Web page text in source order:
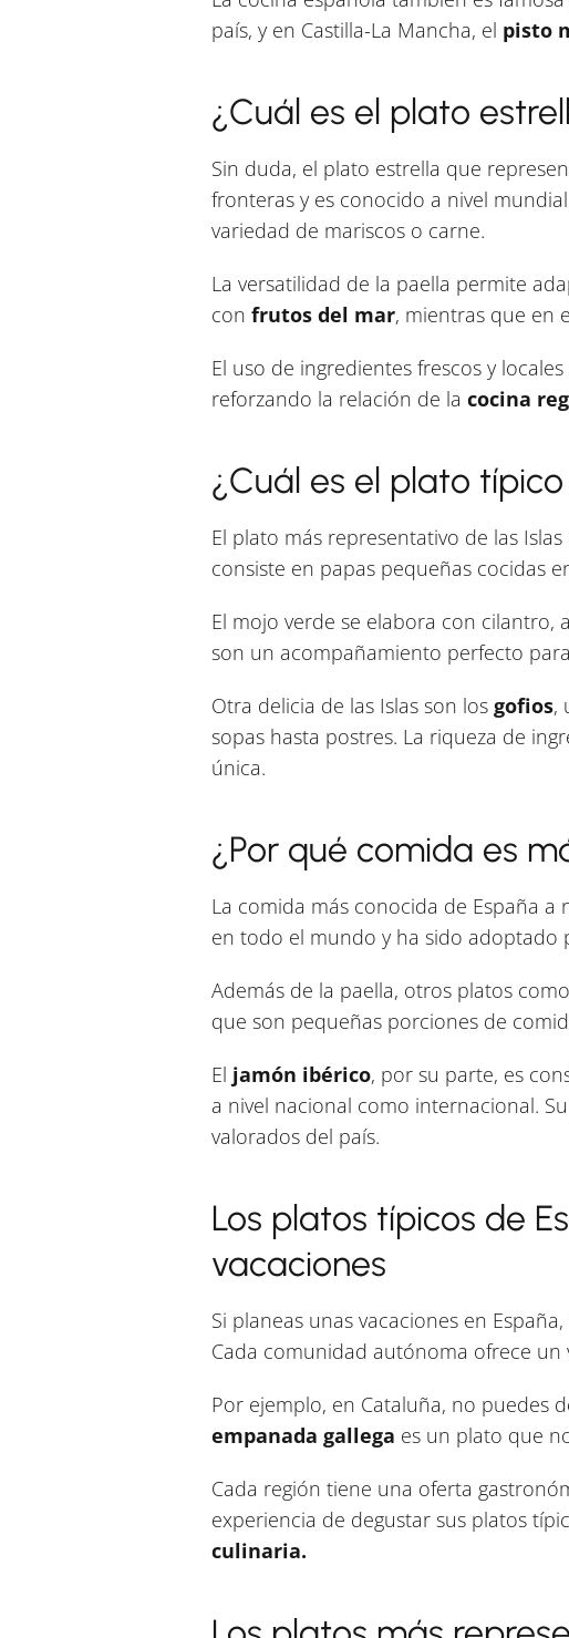
país, y en Castilla-La Mancha, el pisto
¿Cuál es el plato
Sin duda, el plato estrella que
fronteras y es conocido a nivel
variedad de mariscos o carne.
La versatilidad de la paella permite
con frutos del mar, mientras que en
El uso de ingredientes frescos y
reforzando la relación de la cocina
¿Cuál es el plato
El plato más representativo de las
consiste en papas pequeñas cocidas
El mojo verde se elabora con cilantro,
son un acompañamiento perfecto
Otra delicia de las Islas son los gofios,
sopas hasta postres. La riqueza de
única.
¿Por qué comida es
La comida más conocida de España a
en todo el mundo y ha sido adoptado
Además de la paella, otros platos
que son pequeñas porciones de
El jamón ibérico, por su parte, es
a nivel nacional como internacional.
valorados del país.
Los platos típicos de
vacaciones
Si planeas unas vacaciones en
Cada comunidad autónoma ofrece
Por ejemplo, en Cataluña, no puedes
empanada gallega es un plato que
Cada región tiene una oferta
experiencia de degustar sus platos
culinaria.